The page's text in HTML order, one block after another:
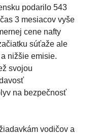
podarilo 543
3 mesiacov vyše
cene nafty
súťaže ale
nižšie emisie.
svojou
na bezpečnosť
vodičov a